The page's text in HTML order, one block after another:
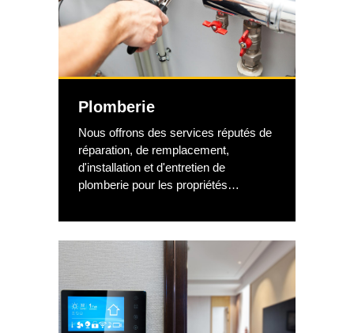
Plomberie
Nous offrons des services réputés de
réparation, de remplacement,
d'installation et d'entretien de
plomberie pour les propriétés
avez besoin de remplacer un robinet,
tout un système de tuyauterie ou vous
avez besoin d'une toute nouvelle
tuyauterie pour une nouvelle
construction ? Nous avons tout fait !
Nous avons les connaissances et